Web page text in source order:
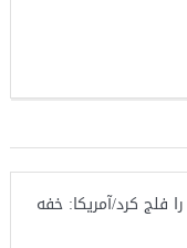
فلج کرد/آمریکا: خفه